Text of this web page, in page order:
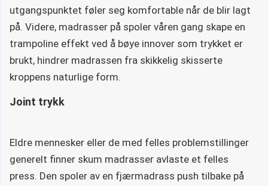
utgangspunktet føler seg komfortable når de blir lagt
på. Videre, madrasser på spoler våren gang skape en
trampoline effekt ved å bøye innover som trykket er
brukt, hindrer madrassen fra skikkelig skisserte
kroppens naturlige form.
Joint trykk
Eldre mennesker eller de med felles problemstillinger
generelt finner skum madrasser avlaste et felles
press. Den spoler av en fjærmadrass push tilbake på